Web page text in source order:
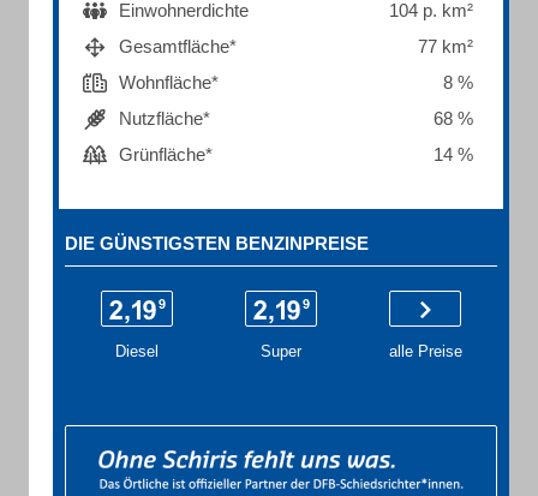
Einwohnerdichte
104 p. km²
Gesamtfläche*
77 km²
Wohnfläche*
8 %
Nutzfläche*
68 %
Grünfläche*
14 %
DIE GÜNSTIGSTEN BENZINPREISE
Diesel Super alle Preise